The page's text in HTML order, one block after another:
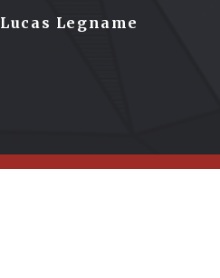
Lucas Legname